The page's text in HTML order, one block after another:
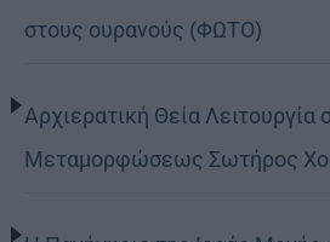
στους ουρανούς (ΦΩΤΟ)
Αρχιερατική Θεία Λειτουργία
Μεταμορφώσεως Σωτήρος